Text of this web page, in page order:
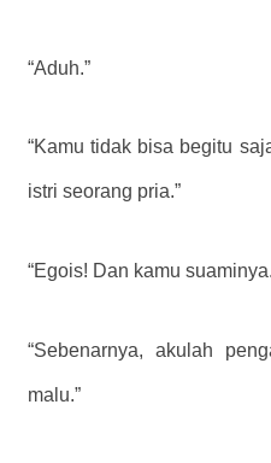
“Aduh.”
“Kamu tidak bisa begitu
istri seorang pria.”
“Egois! Dan kamu
“Sebenarnya, akulah
malu.”